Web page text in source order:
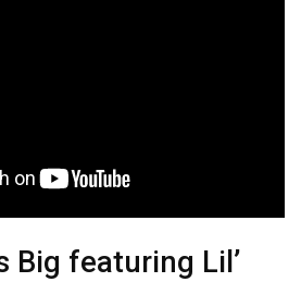
Big featuring Lil’